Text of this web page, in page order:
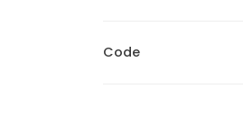
Code